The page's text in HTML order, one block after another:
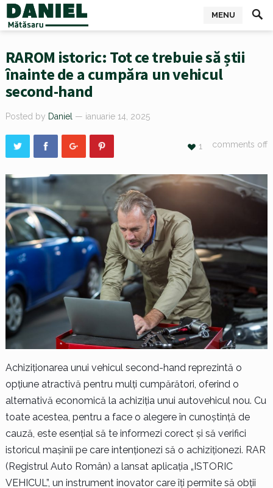
MENU
RAROM istoric: Tot ce trebuie să știi
înainte de a cumpăra un vehicul
second-hand
Posted by Daniel — ianuarie 14, 2025
comments off
1
Achiziționarea unui vehicul second-hand reprezintă o
opțiune atractivă pentru mulți cumpărători, oferind o
alternativă economică la achiziția unui autovehicul nou. Cu
toate acestea, pentru a face o alegere în cunoștință de
cauză, este esențial să te informezi corect și să verifici
istoricul mașinii pe care intenționezi să o achiziționezi. RAR
(Registrul Auto Român) a lansat aplicația „ISTORIC
VEHICUL”, un instrument inovator care îți permite să obții